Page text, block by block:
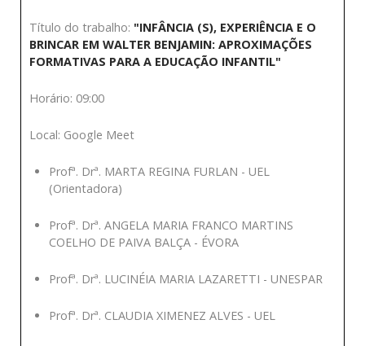
Título do trabalho: "INFÂNCIA (S), EXPERIÊNCIA E O
BRINCAR EM WALTER BENJAMIN: APROXIMAÇÕES
FORMATIVAS PARA A EDUCAÇÃO INFANTIL"
Horário: 09:00
Local: Google Meet
Profª. Drª. MARTA REGINA FURLAN - UEL
(Orientadora)
Profª. Drª. ANGELA MARIA FRANCO MARTINS
COELHO DE PAIVA BALÇA - ÉVORA
Profª. Drª. LUCINÉIA MARIA LAZARETTI - UNESPAR
Profª. Drª. CLAUDIA XIMENEZ ALVES - UEL